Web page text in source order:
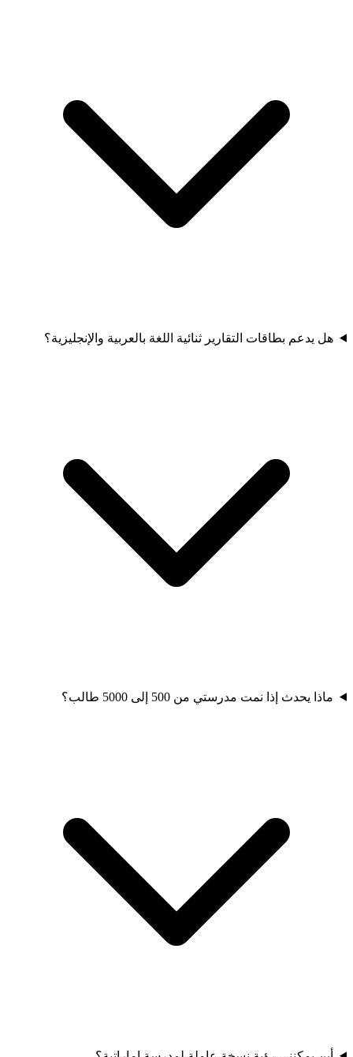
هل يدعم بطاقات التقارير ثنائية اللغة بالعربية والإنجليزية؟
ماذا يحدث إذا نمت مدرستي من 500 إلى 5000 طالب؟